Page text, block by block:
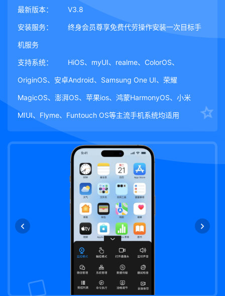
最新版本： V3.8
安装服务： 终身会员尊享免费代劳操作安装一次目标手
机服务
支持系统： HiOS、myUI、realme、ColorOS、
OriginOS、安卓Android、Samsung One UI、荣耀
MagicOS、澎湃OS、苹果ios、鸿蒙HarmonyOS、小米
MIUI、Flyme、Funtouch OS等主流手机系统均适用